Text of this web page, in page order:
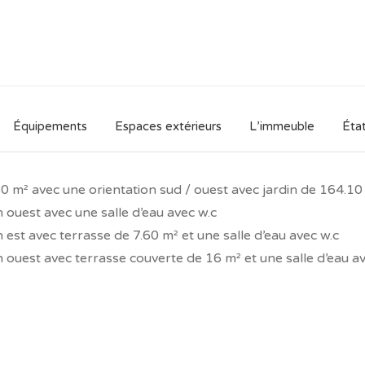
est de 91/100 pour un investissement
qui vous assure de choisir un logement
isolation thermique optimisée, logement
le tout dans un environnement privilégié à
assurément bon marché pour un bien neuf
de choix à Portimão.
Équipements Espaces extérieurs L’immeuble
m² avec une orientation sud / ouest avec jardin de 164.10
avec une salle d’eau avec w.c
avec terrasse de 7.60 m² et une salle d’eau avec w.c
avec terrasse couverte de 16 m² et une salle d’eau